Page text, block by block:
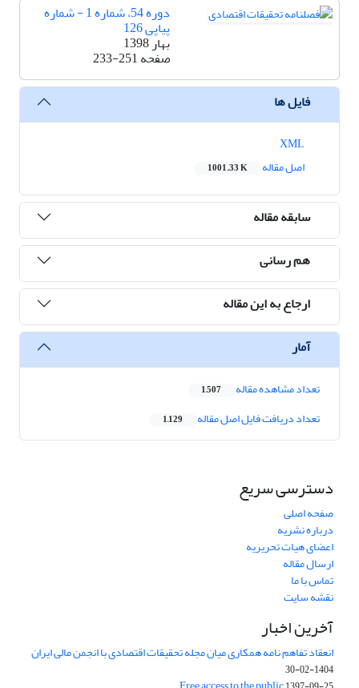
دوره 54، شماره 1 - شماره
پیاپی 126
بهار 1398
صفحه233-251
فایل ها
اصل مقاله
1001.33 K
سابقه مقاله
هم رسانی
ارجاع به این مقاله
آمار
تعداد مشاهده مقاله 1,507
تعداد دریافت فایل اصل مقاله 1,129
دسترسی سریع
صفحه اصلی
درباره نشریه
اعضای هیات تحریریه
ارسال مقاله
تماس با ما
نقشه سایت
آخرین اخبار
انعقاد تفاهم نامه همکاری میان مجله تحقیقات اقتصادی با انجمن مالی ایران
1404-02-30